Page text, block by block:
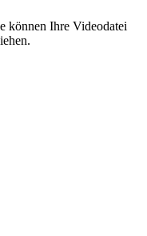
können Ihre Videodatei